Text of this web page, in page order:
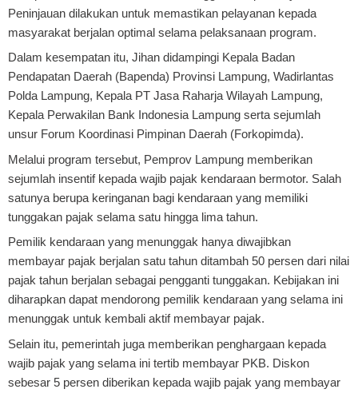
Peninjauan dilakukan untuk memastikan pelayanan kepada
masyarakat berjalan optimal selama pelaksanaan program.
Dalam kesempatan itu, Jihan didampingi Kepala Badan
Pendapatan Daerah (Bapenda) Provinsi Lampung, Wadirlantas
Polda Lampung, Kepala PT Jasa Raharja Wilayah Lampung,
Kepala Perwakilan Bank Indonesia Lampung serta sejumlah
unsur Forum Koordinasi Pimpinan Daerah (Forkopimda).
Melalui program tersebut, Pemprov Lampung memberikan
sejumlah insentif kepada wajib pajak kendaraan bermotor. Salah
satunya berupa keringanan bagi kendaraan yang memiliki
tunggakan pajak selama satu hingga lima tahun.
Pemilik kendaraan yang menunggak hanya diwajibkan
membayar pajak berjalan satu tahun ditambah 50 persen dari nilai
pajak tahun berjalan sebagai pengganti tunggakan. Kebijakan ini
diharapkan dapat mendorong pemilik kendaraan yang selama ini
menunggak untuk kembali aktif membayar pajak.
Selain itu, pemerintah juga memberikan penghargaan kepada
wajib pajak yang selama ini tertib membayar PKB. Diskon
sebesar 5 persen diberikan kepada wajib pajak yang membayar